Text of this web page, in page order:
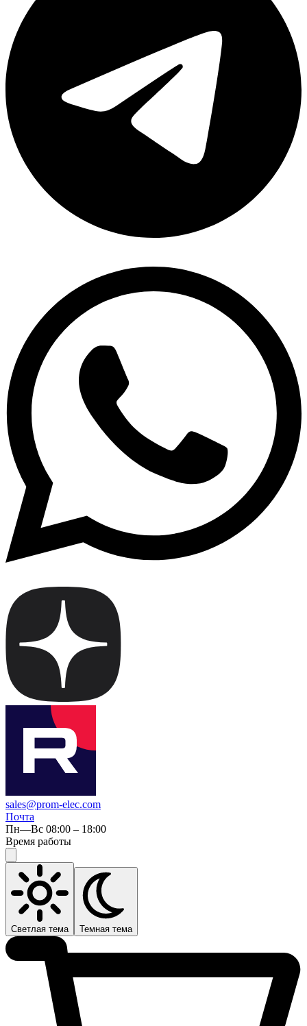
sales@prom-elec.com
Почта
Пн—Вс 08:00 – 18:00
Время работы
Светлая тема Темная тема